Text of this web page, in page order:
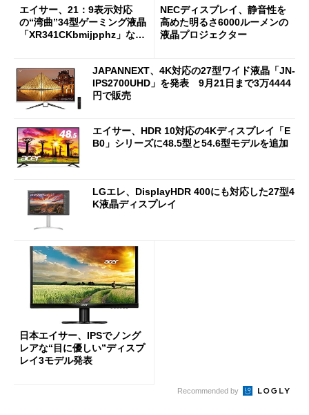
エイサー、21：9表示対応
の“湾曲”34型ゲーミング液晶
「XR341CKbmijpphz」など
NECディスプレイ、静音性を
高めた明るさ6000ルーメンの
液晶プロジェクター
JAPANNEXT、4K対応の27型ワイド液晶「JN-
IPS2700UHD」を発表 9月21日まで3万4444
円で販売
エイサー、HDR 10対応の4Kディスプレイ「E
B0」シリーズに48.5型と54.6型モデルを追加
LGエレ、DisplayHDR 400にも対応した27型4
K液晶ディスプレイ
日本エイサー、IPSでノング
レアな“目に優しい”ディスプ
レイ3モデル発表
Recommended by